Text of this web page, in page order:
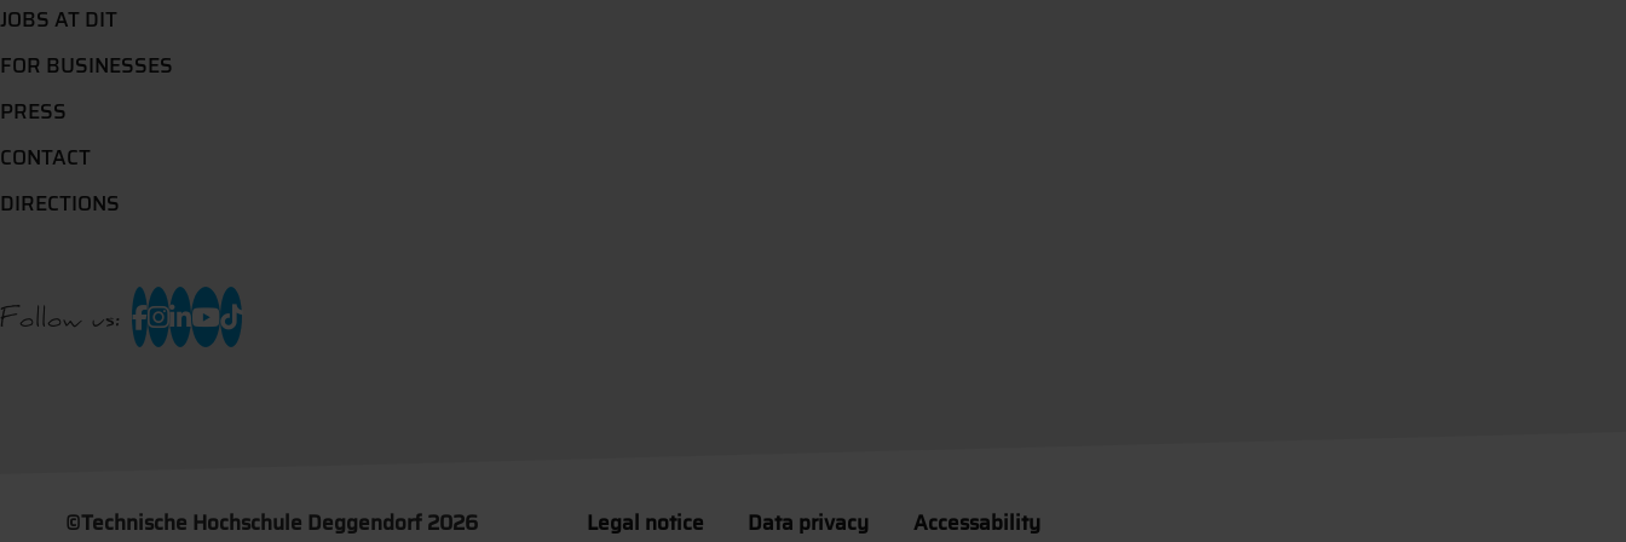
JOBS AT DIT
FOR BUSINESSES
PRESS
CONTACT
DIRECTIONS
Follow us:
©Technische Hochschule Deggendorf 2026 Legal notice Data privacy Accessability